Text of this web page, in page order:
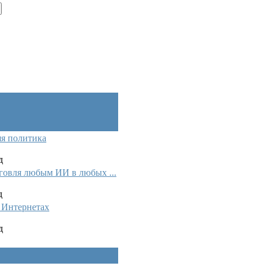
политика
любым ИИ в любых ...